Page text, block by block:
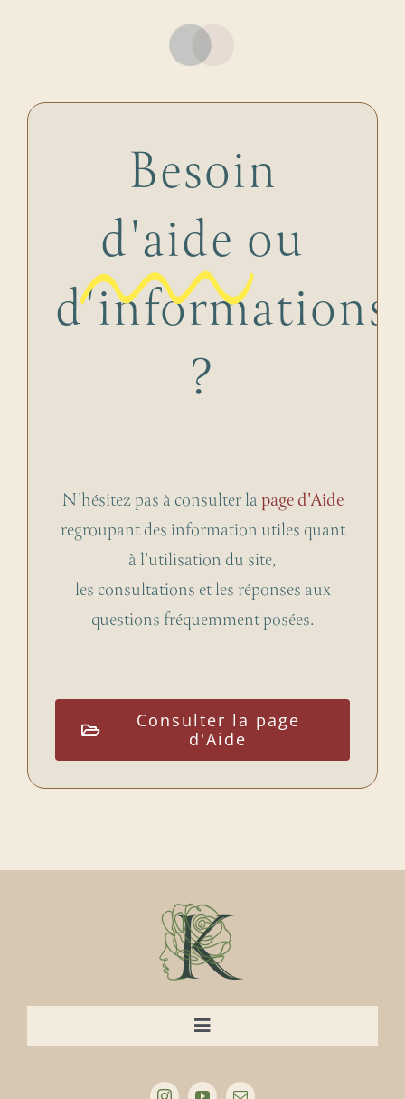
Besoin
d'aide ou
d'informations
?
N'hésitez pas à consulter lapage d'Aide
regroupant des information utiles quant
à l'utilisation du site,
les consultations et les réponses aux
questions fréquemment posées.
Consulter la page
d'Aide
Navigation
bascule